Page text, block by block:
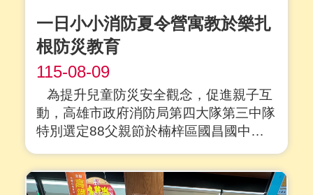
一日小小消防夏令營寓教於樂扎
根防災教育
115-08-09
為提升兒童防災安全觀念，促進親子互
動，高雄市政府消防局第四大隊第三中隊
特別選定88父親節於楠梓區國昌國中舉
富多元的闖關體驗，讓孩子們化身小小消
防員，學習防災知識，現場氣氛熱烈，笑